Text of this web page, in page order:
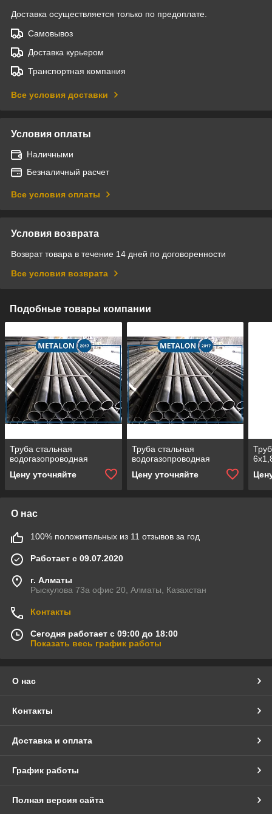
Доставка осуществляется только по предоплате.
Самовывоз
Доставка курьером
Транспортная компания
Все условия доставки
Условия оплаты
Наличными
Безналичный расчет
Все условия оплаты
Условия возврата
Возврат товара в течение 14 дней по договоренности
Все условия возврата
Подобные товары компании
Труба стальная
водогазопроводная
Цену уточняйте
Труба стальная
водогазопроводная
Цену уточняйте
О нас
100% положительных из 11 отзывов за год
Работает с 09.07.2020
г. Алматы
Рыскулова 73а офис 20, Алматы, Казахстан
Контакты
Сегодня работает с 09:00 до 18:00
Показать весь график работы
О нас
Контакты
Доставка и оплата
График работы
Полная версия сайта